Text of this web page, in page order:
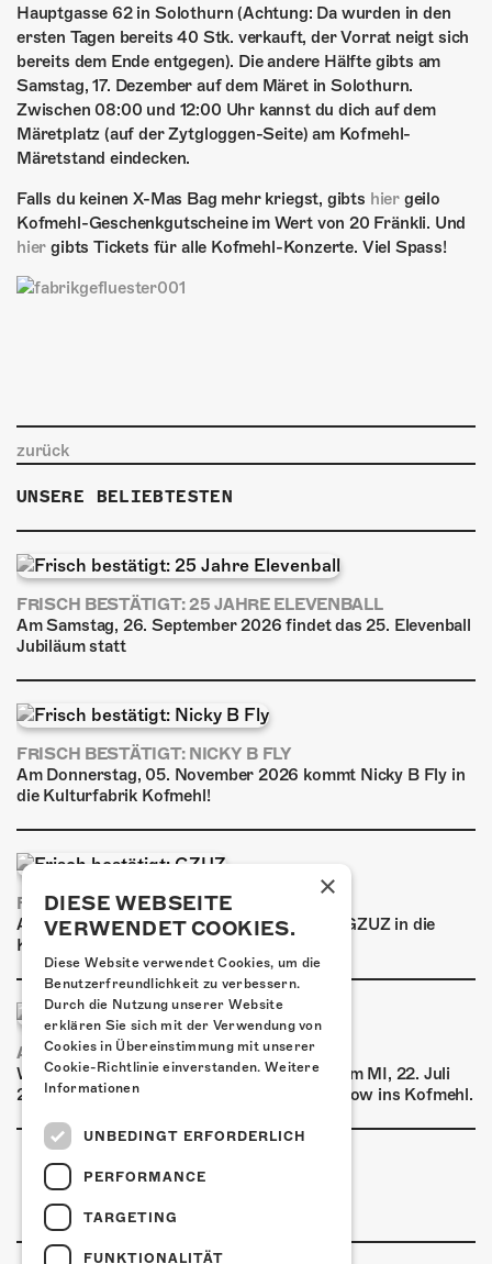
Hauptgasse 62 in Solothurn (Achtung: Da wurden in den
ersten Tagen bereits 40 Stk. verkauft, der Vorrat neigt sich
bereits dem Ende entgegen). Die andere Hälfte gibts am
Samstag, 17. Dezember auf dem Märet in Solothurn.
Zwischen 08:00 und 12:00 Uhr kannst du dich auf dem
Märetplatz (auf der Zytgloggen-Seite) am Kofmehl-
Märetstand eindecken.
Falls du keinen X-Mas Bag mehr kriegst, gibts hier geilo
Kofmehl-Geschenkgutscheine im Wert von 20 Fränkli. Und
hier gibts Tickets für alle Kofmehl-Konzerte. Viel Spass!
zurück
UNSERE BELIEBTESTEN
FRISCH BESTÄTIGT: 25 JAHRE ELEVENBALL
Am Samstag, 26. September 2026 findet das 25. Elevenball
Jubiläum statt
FRISCH BESTÄTIGT: NICKY B FLY
Am Donnerstag, 05. November 2026 kommt Nicky B Fly in
die Kulturfabrik Kofmehl!
FRISCH BESTÄTIGT: GZUZ
Am Donnerstag, 29. Oktober 2026 kommt GZUZ in die
Kulturfabrik Kofmehl!
AIRBOURNE - SPECIAL SUMMER SHOW
Wow, das ist ein Ding! Airbourne kommen am MI, 22. Juli
2026 für eine exklusive Special Summer Show ins Kofmehl.
×
DIESE WEBSEITE
VERWENDET COOKIES.
Diese Website verwendet Cookies, um die
Benutzerfreundlichkeit zu verbessern.
Durch die Nutzung unserer Website
erklären Sie sich mit der Verwendung von
Cookies in Übereinstimmung mit unserer
Cookie-Richtlinie einverstanden. Weitere
Informationen
UNBEDINGT ERFORDERLICH
PERFORMANCE
TARGETING
FUNKTIONALITÄT